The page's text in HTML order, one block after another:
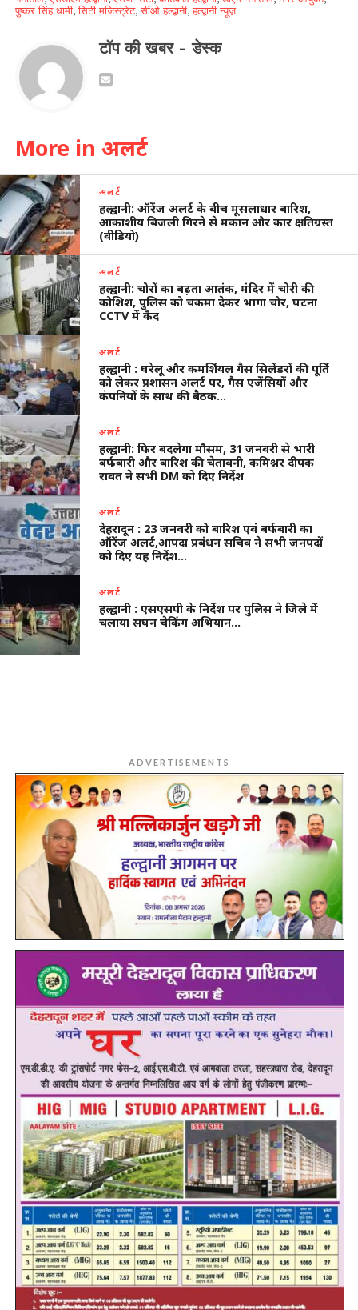
पुष्कर सिंह धामी,सिटी मजिस्ट्रेट,सीओ हल्द्वानी,हल्द्वानी न्यूज़
टॉप की खबर - डेस्क
More in अलर्ट
अलर्ट
हल्द्वानी: ऑरेंज अलर्ट के बीच मूसलाधार बारिश,
आकाशीय बिजली गिरने से मकान और कार क्षतिग्रस्त
(वीडियो)
अलर्ट
हल्द्वानी: चोरों का बढ़ता आतंक, मंदिर में चोरी की
कोशिश, पुलिस को चकमा देकर भागा चोर, घटना
CCTV में कैद
अलर्ट
हल्द्वानी : घरेलू और कमर्शियल गैस सिलेंडरों की पूर्ति
को लेकर प्रशासन अलर्ट पर, गैस एजेंसियों और
कंपनियों के साथ की बैठक…
अलर्ट
हल्द्वानी: फिर बदलेगा मौसम, 31 जनवरी से भारी
बर्फबारी और बारिश की चेतावनी, कमिश्नर दीपक
रावत ने सभी DM को दिए निर्देश
अलर्ट
देहरादून : 23 जनवरी को बारिश एवं बर्फबारी का
ऑरेंज अलर्ट,आपदा प्रबंधन सचिव ने सभी जनपदों
को दिए यह निर्देश…
अलर्ट
हल्द्वानी : एसएसपी के निर्देश पर पुलिस ने जिले में
चलाया सघन चेकिंग अभियान…
ADVERTISEMENTS